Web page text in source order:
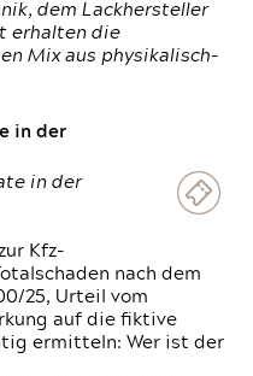
dem Lackhersteller
erhalten die
Mix aus physikalisch-
in der
in der
Kfz-
nach dem
25, Urteil vom
auf die fiktive
ermitteln: Wer ist der